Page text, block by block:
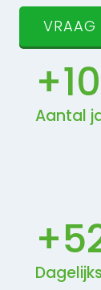
VRAAG
+10
Aantal
+